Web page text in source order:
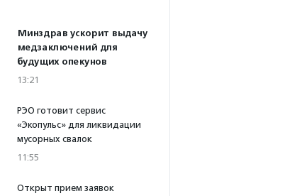
Минздрав ускорит выдачу
медзаключений для
будущих опекунов
13:21
РЭО готовит сервис
«Экопульс» для ликвидации
мусорных свалок
11:55
Открыт прием заявок